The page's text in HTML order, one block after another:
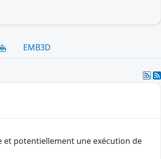
EMB3D
et potentiellement une exécution de